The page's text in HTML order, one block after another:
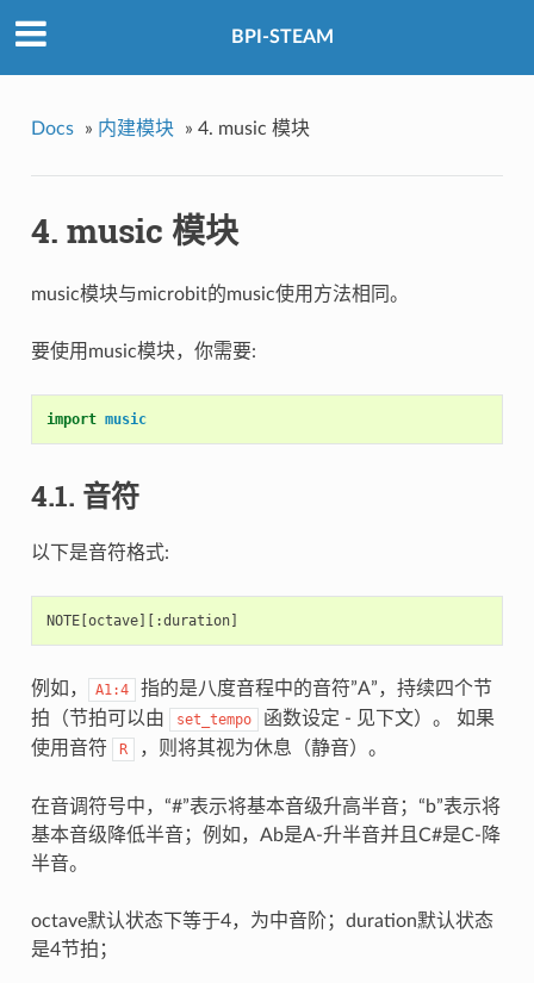
BPI-STEAM
Docs » 内建模块 » 4. music 模块
4. music 模块
music模块与microbit的music使用方法相同。
要使用music模块，你需要:
import music
4.1. 音符
以下是音符格式:
NOTE[ octave][:duration]
例如， A1:4
指的是八度音程中的音符”A”，持续四个节
拍（节拍可以由
set_tempo
函数设定 - 见下文）。 如果
使用音符
R ，则将其视为休息（静音）。
在音调符号中，“#”表示将基本音级升高半音；“b”表示将
基本音级降低半音；例如，Ab是A-升半音并且C#是C-降
半音。
octave默认状态下等于4，为中音阶；duration默认状态
是4节拍；